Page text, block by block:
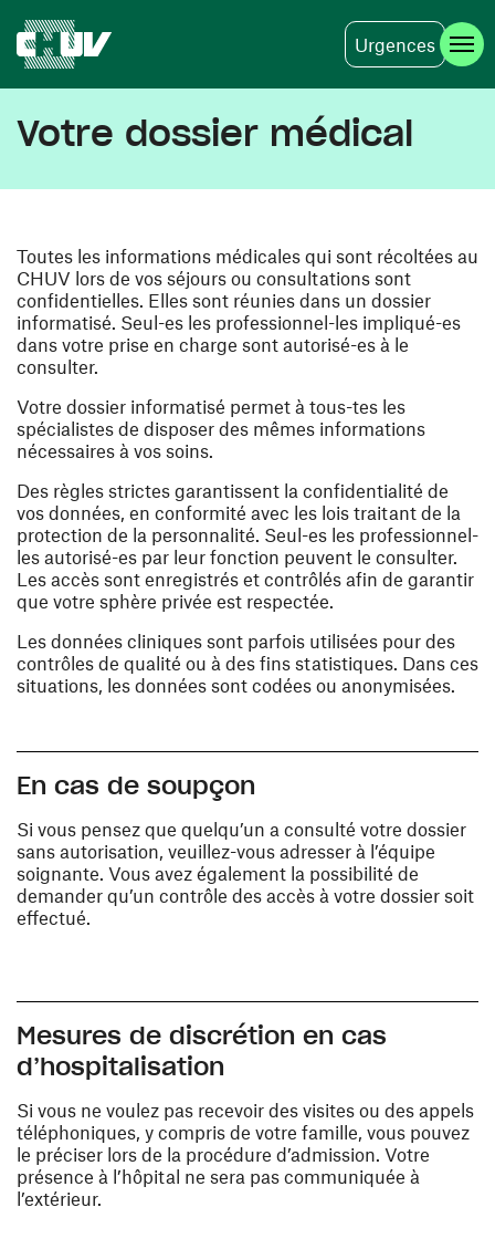
Urgences
Votre dossier médical
Toutes les informations médicales qui sont récoltées au
CHUV lors de vos séjours ou consultations sont
confidentielles. Elles sont réunies dans un dossier
informatisé. Seul-es les professionnel-les impliqué-es
dans votre prise en charge sont autorisé-es à le
consulter.
Votre dossier informatisé permet à tous-tes les
spécialistes de disposer des mêmes informations
nécessaires à vos soins.
Des règles strictes garantissent la confidentialité de
vos données, en conformité avec les lois traitant de la
protection de la personnalité. Seul-es les professionnel-
les autorisé-es par leur fonction peuvent le consulter.
Les accès sont enregistrés et contrôlés afin de garantir
que votre sphère privée est respectée.
Les données cliniques sont parfois utilisées pour des
contrôles de qualité ou à des fins statistiques. Dans ces
situations, les données sont codées ou anonymisées.
En cas de soupçon
Si vous pensez que quelqu’un a consulté votre dossier
sans autorisation, veuillez-vous adresser à l’équipe
soignante. Vous avez également la possibilité de
demander qu’un contrôle des accès à votre dossier soit
effectué.
Mesures de discrétion en cas
d’hospitalisation
Si vous ne voulez pas recevoir des visites ou des appels
téléphoniques, y compris de votre famille, vous pouvez
le préciser lors de la procédure d’admission. Votre
présence à l’hôpital ne sera pas communiquée à
l’extérieur.